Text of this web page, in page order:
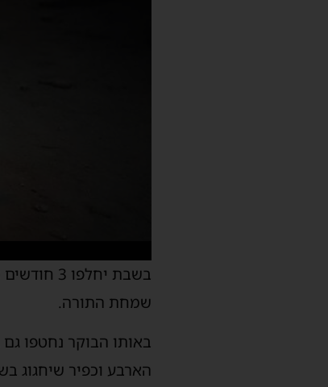
בשבת
שמחת התורה.
באותו הבוקר נחטפו גם
הארבע וכפיר שיחגוג